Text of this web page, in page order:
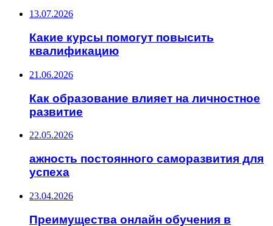
13.07.2026
Какие курсы помогут повысить
квалификацию
21.06.2026
Как образование влияет на личностное
развитие
22.05.2026
ажность постоянного саморазвития для
успеха
23.04.2026
Преимущества онлайн обучения в